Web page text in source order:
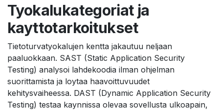
Tyokalukategoriat ja
kayttotarkoitukset
Tietoturvatyokalujen kentta jakautuu neljaan
paaluokkaan. SAST (Static Application Security
Testing) analysoi lahdekoodia ilman ohjelman
suorittamista ja loytaa haavoittuvuudet
kehitysvaiheessa. DAST (Dynamic Application Security
Testing) testaa kaynnissa olevaa sovellusta ulkoapain,